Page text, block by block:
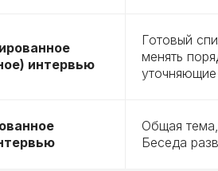
интервью
Готовый
менять
Общая
Беседа